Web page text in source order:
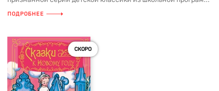
ПОДРОБНЕЕ
СКОРО